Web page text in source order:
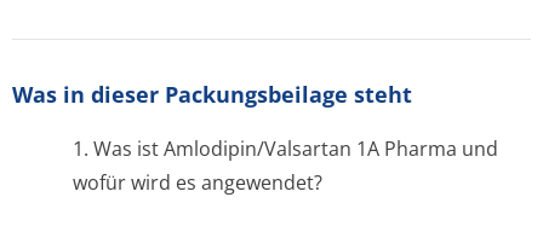
Was in dieser Packungsbeilage steht
1. Was ist Amlodipin/Valsartan 1A Pharma und
wofür wird es angewendet?